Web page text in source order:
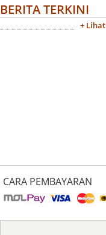
BERITA TERKINI
+
CARA PEMBAYARAN